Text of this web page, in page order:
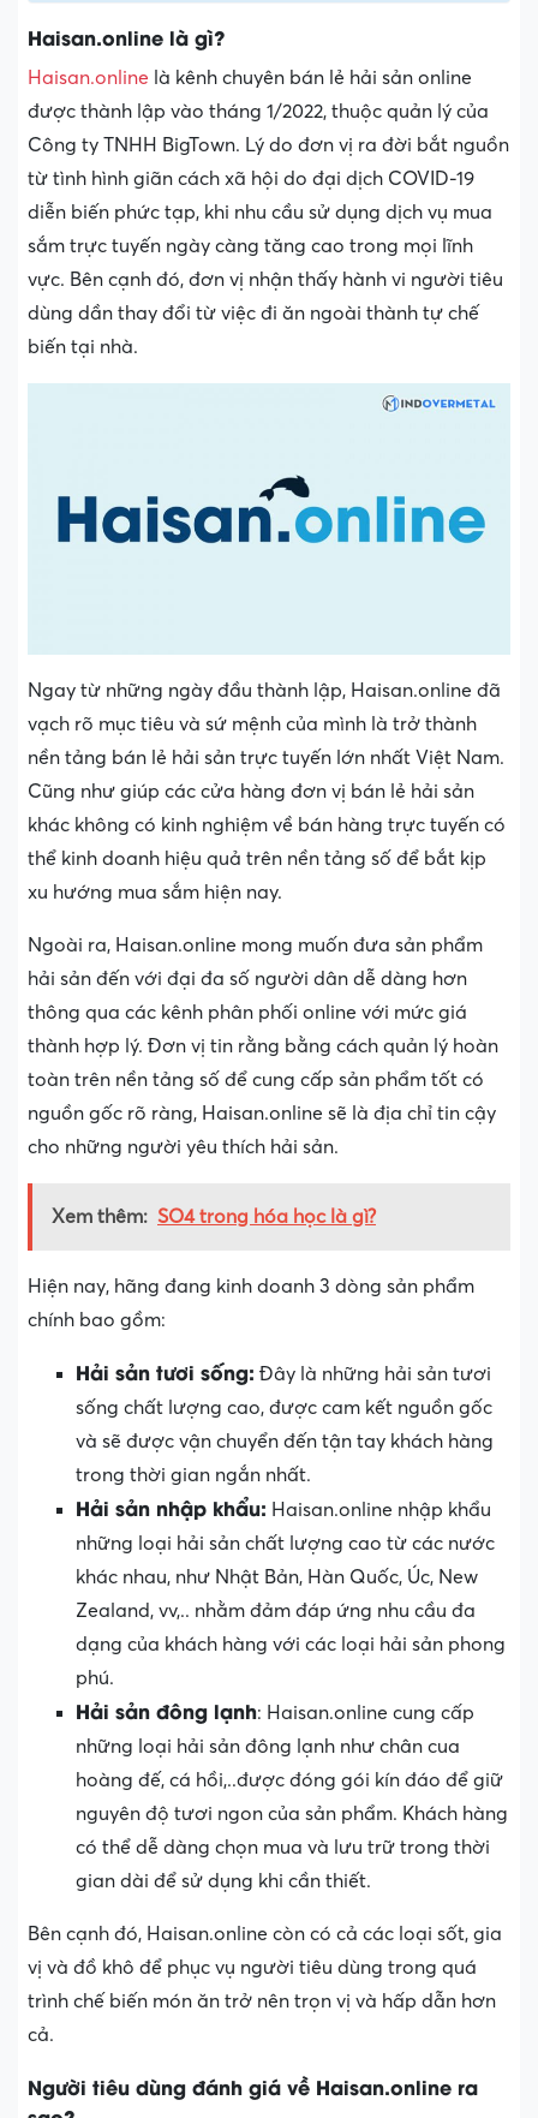
Haisan.online là gì?
Haisan.online là kênh chuyên bán lẻ hải sản online
được thành lập vào tháng 1/2022, thuộc quản lý của
Công ty TNHH BigTown. Lý do đơn vị ra đời bắt nguồn
từ tình hình giãn cách xã hội do đại dịch COVID-19
diễn biến phức tạp, khi nhu cầu sử dụng dịch vụ mua
sắm trực tuyến ngày càng tăng cao trong mọi lĩnh
vực. Bên cạnh đó, đơn vị nhận thấy hành vi người tiêu
dùng dần thay đổi từ việc đi ăn ngoài thành tự chế
biến tại nhà.
Ngay từ những ngày đầu thành lập, Haisan.online đã
vạch rõ mục tiêu và sứ mệnh của mình là trở thành
nền tảng bán lẻ hải sản trực tuyến lớn nhất Việt Nam.
Cũng như giúp các cửa hàng đơn vị bán lẻ hải sản
khác không có kinh nghiệm về bán hàng trực tuyến có
thể kinh doanh hiệu quả trên nền tảng số để bắt kịp
xu hướng mua sắm hiện nay.
Ngoài ra, Haisan.online mong muốn đưa sản phẩm
hải sản đến với đại đa số người dân dễ dàng hơn
thông qua các kênh phân phối online với mức giá
thành hợp lý. Đơn vị tin rằng bằng cách quản lý hoàn
toàn trên nền tảng số để cung cấp sản phẩm tốt có
nguồn gốc rõ ràng, Haisan.online sẽ là địa chỉ tin cậy
cho những người yêu thích hải sản.
Xem thêm: SO4 trong hóa học là gì?
Hiện nay, hãng đang kinh doanh 3 dòng sản phẩm
chính bao gồm:
Hải sản tươi sống: Đây là những hải sản tươi
sống chất lượng cao, được cam kết nguồn gốc
và sẽ được vận chuyển đến tận tay khách hàng
trong thời gian ngắn nhất.
Hải sản nhập khẩu: Haisan.online nhập khẩu
những loại hải sản chất lượng cao từ các nước
khác nhau, như Nhật Bản, Hàn Quốc, Úc, New
Zealand, vv,.. nhằm đảm đáp ứng nhu cầu đa
dạng của khách hàng với các loại hải sản phong
phú.
Hải sản đông lạnh: Haisan.online cung cấp
những loại hải sản đông lạnh như chân cua
hoàng đế, cá hồi,..được đóng gói kín đáo để giữ
nguyên độ tươi ngon của sản phẩm. Khách hàng
có thể dễ dàng chọn mua và lưu trữ trong thời
gian dài để sử dụng khi cần thiết.
Bên cạnh đó, Haisan.online còn có cả các loại sốt, gia
vị và đồ khô để phục vụ người tiêu dùng trong quá
trình chế biến món ăn trở nên trọn vị và hấp dẫn hơn
cả.
Người tiêu dùng đánh giá về Haisan.online ra